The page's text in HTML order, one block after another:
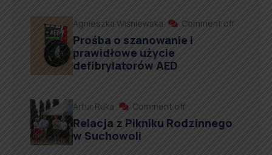
Agnieszka Wiśniewska Comment off
Prośba o szanowanie i
prawidłowe użycie
defibrylatorów AED
Artur Ruka Comment off
Relacja z Pikniku Rodzinnego
w Suchowoli